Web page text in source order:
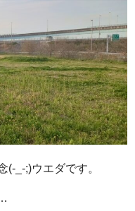
(-_-;)ウエダです。